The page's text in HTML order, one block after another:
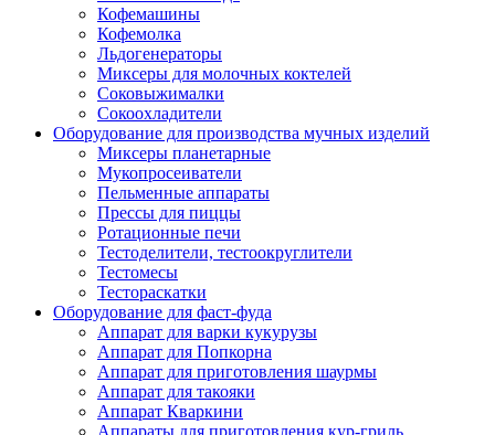
Кофемашины
Кофемолка
Льдогенераторы
Миксеры для молочных коктелей
Соковыжималки
Сокоохладители
Оборудование для производства мучных изделий
Миксеры планетарные
Мукопросеиватели
Пельменные аппараты
Прессы для пиццы
Ротационные печи
Тестоделители, тестоокруглители
Тестомесы
Тестораскатки
Оборудование для фаст-фуда
Аппарат для варки кукурузы
Аппарат для Попкорна
Аппарат для приготовления шаурмы
Аппарат для такояки
Аппарат Кваркини
Аппараты для приготовления кур-гриль